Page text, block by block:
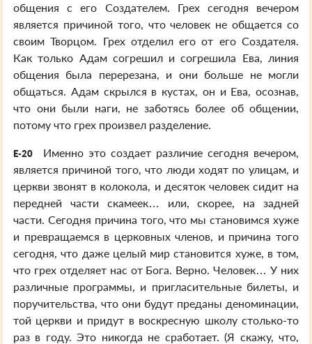
общения с его Создателем. Грех сегодня вечером
является причиной того, что человек не общается со
своим Творцом. Грех отделил его от его Создателя.
Как только Адам согрешил и согрешила Ева, линия
общения была перерезана, и они больше не могли
общаться. Адам скрылся в кустах, он и Ева, осознав,
что они были наги, не заботясь более об общении,
потому что грех произвел разделение.
E-20
Именно это создает различие сегодня вечером,
является причиной того, что люди ходят по улицам, и
церкви звонят в колокола, и десяток человек сидит на
передней части скамеек… или, скорее, на задней
части. Сегодня причина того, что мы становимся хуже
и превращаемся в церковных членов, и причина того
сегодня, что даже целый мир становится хуже, в том,
что грех отделяет нас от Бога. Верно. Человек… У них
различные программы, и пригласительные билеты, и
поручительства, что они будут преданы деноминации,
той церкви и придут в воскресную школу столько-то
раз в году. Это никогда не сработает. (Я скажу, что,